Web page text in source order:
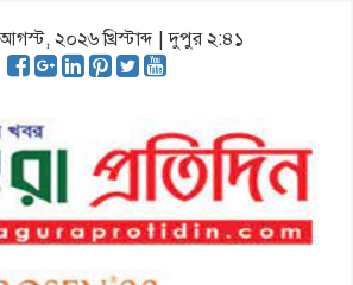
২০২৬ খ্রিস্টাব্দ | দুপুর ২:৪১